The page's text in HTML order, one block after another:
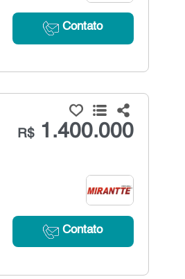
Contato
R$1.400.000
Contato